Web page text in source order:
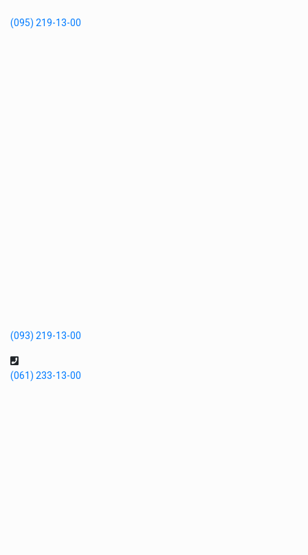
(095) 219-13-00
(093) 219-13-00
(061) 233-13-00